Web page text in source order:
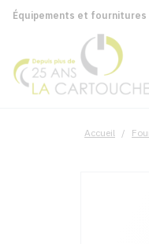
Équipements et fournitures
Accueil /